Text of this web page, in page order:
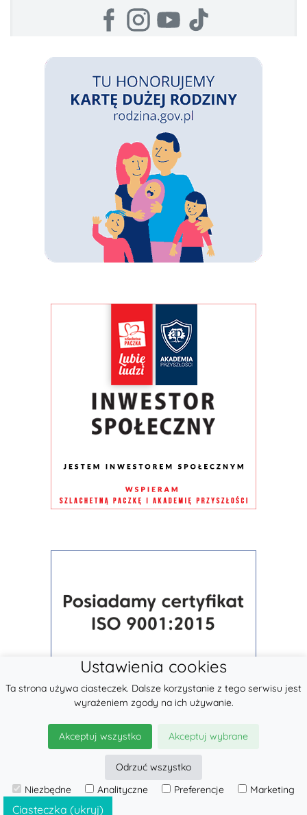
© 2026LennyLamb sp. z o.o.
Ciasteczka (ukryj)
Ustawienia cookies
Ta strona używa ciasteczek. Dalsze korzystanie z tego serwisu jest
wyrażeniem zgody na ich używanie.
Akceptuj wszystko Akceptuj wybrane
Odrzuć wszystko
Niezbędne
Analityczne Preferencje Marketing